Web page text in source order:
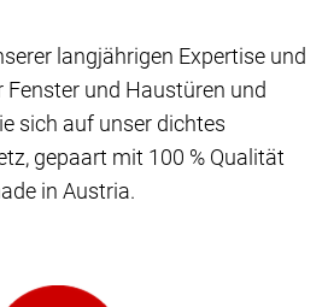
langjährigen Expertise und
und Haustüren und
sich auf unser dichtes
gepaart mit 100 % Qualität
in Austria.